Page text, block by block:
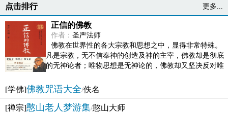
点击排行 更多...
正信的佛教
作者： 圣严法师
佛教在世界性的各大宗教和思想之中，显得非常特殊。
凡是宗教，无不信奉神的创造及神的主宰，佛教却是彻底
的无神论者；唯物思想是无神论的，佛教却又坚决反对唯
[学佛]佛教咒语大全/佚名
[禅宗]憨山老人梦游集/憨山大师